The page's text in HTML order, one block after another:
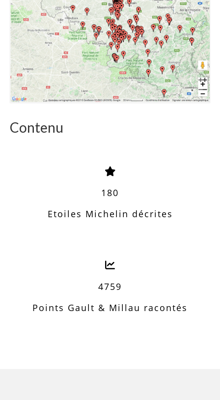
Contenu
180
Etoiles Michelin décrites
4759
Points Gault & Millau racontés